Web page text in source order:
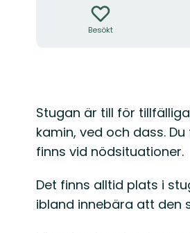
Besökt
Beskrivning
Stugan är till för
kamin, ved och dass.
finns vid nödsituationer.
Det finns alltid plats i
ibland innebära att den